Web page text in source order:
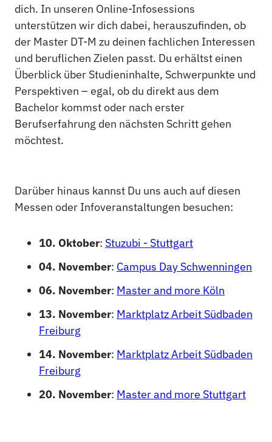
dich. In unseren Online-Infosessions
unterstützen wir dich dabei, herauszufinden, ob
der Master DT-M zu deinen fachlichen Interessen
und beruflichen Zielen passt. Du erhältst einen
Überblick über Studieninhalte, Schwerpunkte und
Perspektiven – egal, ob du direkt aus dem
Bachelor kommst oder nach erster
Berufserfahrung den nächsten Schritt gehen
möchtest.
Darüber hinaus kannst Du uns auch auf diesen
Messen oder Infoveranstaltungen besuchen:
10. Oktober: Stuzubi - Stuttgart
04. November: Campus Day Schwenningen
06. November: Master and more Köln
13. November: Marktplatz Arbeit Südbaden
Freiburg
14. November: Marktplatz Arbeit Südbaden
Freiburg
20. November: Master and more Stuttgart